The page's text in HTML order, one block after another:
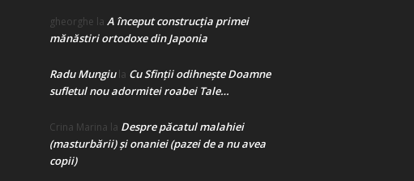
gheorghe la A început construcţia primei
mănăstiri ortodoxe din Japonia
Radu Mungiula Cu Sfinții odihnește Doamne
sufletul nou adormitei roabei Tale…
Crina Marina la Despre păcatul malahiei
(masturbării) şi onaniei (pazei de a nu avea
copii)